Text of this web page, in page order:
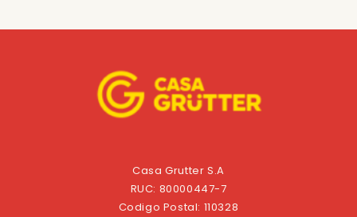
Casa Grutter S.A
RUC: 80000447-7
Codigo Postal: 110328